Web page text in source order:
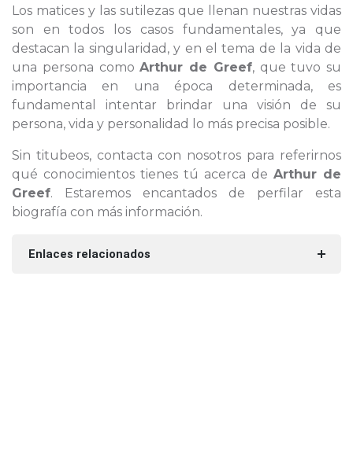
Los matices y las sutilezas que llenan nuestras vidas
son en todos los casos fundamentales, ya que
destacan la singularidad, y en el tema de la vida de
una persona comoArthur de Greef, que tuvo su
importancia en una época determinada, es
fundamental intentar brindar una visión de su
persona, vida y personalidad lo más precisa posible.
Sin titubeos, contacta con nosotros para referirnos
qué conocimientos tienes tú acerca de Arthur de
Greef. Estaremos encantados de perfilar esta
biografía con más información.
Enlaces relacionados